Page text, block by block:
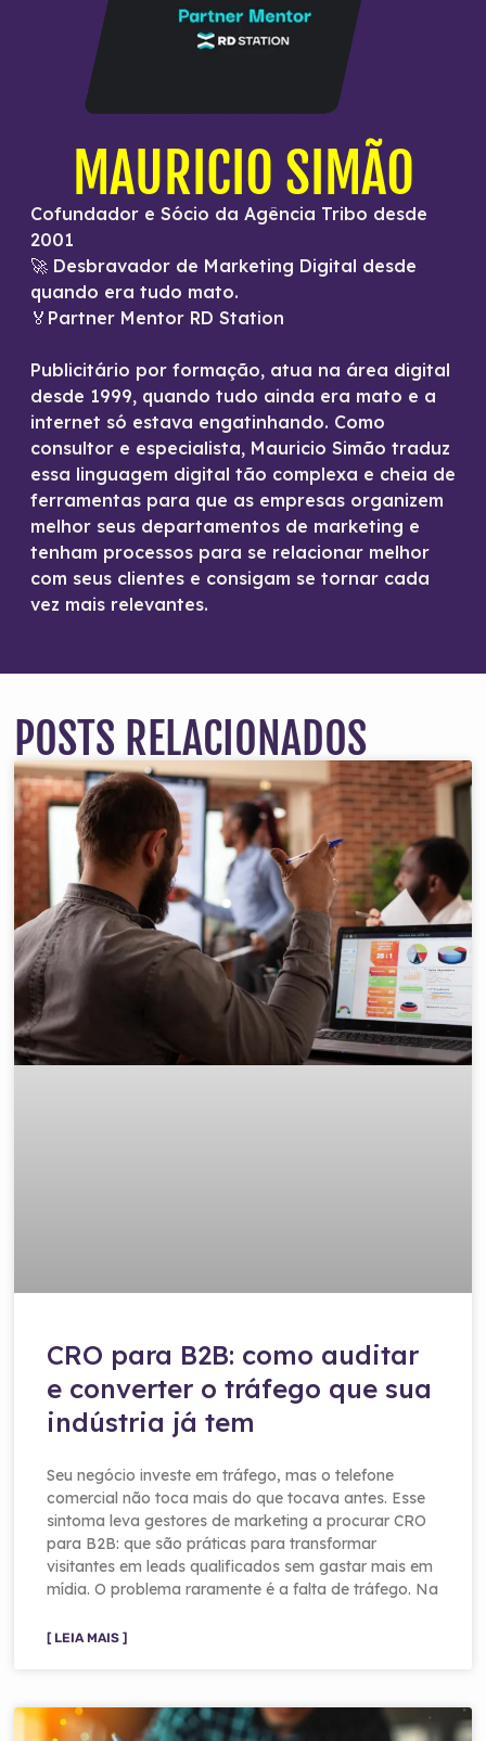
MAURICIO SIMÃO
Cofundador e Sócio da Agência Tribo desde
2001
🚀 Desbravador de Marketing Digital desde
quando era tudo mato.
🏅Partner Mentor RD Station
Publicitário por formação, atua na área digital
desde 1999, quando tudo ainda era mato e a
internet só estava engatinhando. Como
consultor e especialista, Mauricio Simão traduz
essa linguagem digital tão complexa e cheia de
ferramentas para que as empresas organizem
melhor seus departamentos de marketing e
tenham processos para se relacionar melhor
com seus clientes e consigam se tornar cada
vez mais relevantes.
POSTS RELACIONADOS
CRO para B2B: como auditar
e converter o tráfego que sua
indústria já tem
Seu negócio investe em tráfego, mas o telefone
comercial não toca mais do que tocava antes. Esse
sintoma leva gestores de marketing a procurar CRO
para B2B: que são práticas para transformar
visitantes em leads qualificados sem gastar mais em
mídia. O problema raramente é a falta de tráfego. Na
[ LEIA MAIS ]